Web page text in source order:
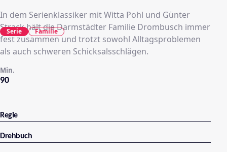
In dem Serienklassiker mit Witta Pohl und Günter
Strack hält die Darmstädter Familie Drombusch immer
fest zusammen und trotzt sowohl Alltagsproblemen
als auch schweren Schicksalsschlägen.
90
Min.
Serie Familie
Regie
Drehbuch